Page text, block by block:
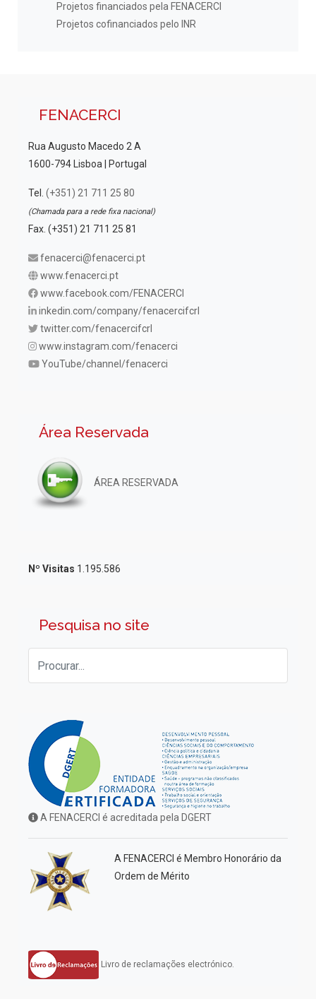
Projetos financiados pela FENACERCI
Projetos cofinanciados pelo INR
FENACERCI
Rua Augusto Macedo 2 A
1600-794 Lisboa | Portugal
Tel. (+351) 21 711 25 80
(Chamada para a rede fixa nacional)
Fax. (+351) 21 711 25 81
fenacerci@fenacerci.pt
www.fenacerci.pt
www.facebook.com/FENACERCI
inkedin.com/company/fenacercifcrl
twitter.com/fenacercifcrl
www.instagram.com/fenacerci
YouTube/channel/fenacerci
Área Reservada
ÁREA RESERVADA
Nº Visitas 1.195.586
Pesquisa no site
A FENACERCI é acreditada pela DGERT
A FENACERCI é Membro Honorário da
Ordem de Mérito
Livro de reclamações electrónico.